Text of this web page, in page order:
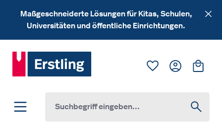
Zum Hauptinhalt springen
Maßgeschneiderte Lösungen für Kitas, Schulen,
Universitäten und öffentliche Einrichtungen.
Du hast 0